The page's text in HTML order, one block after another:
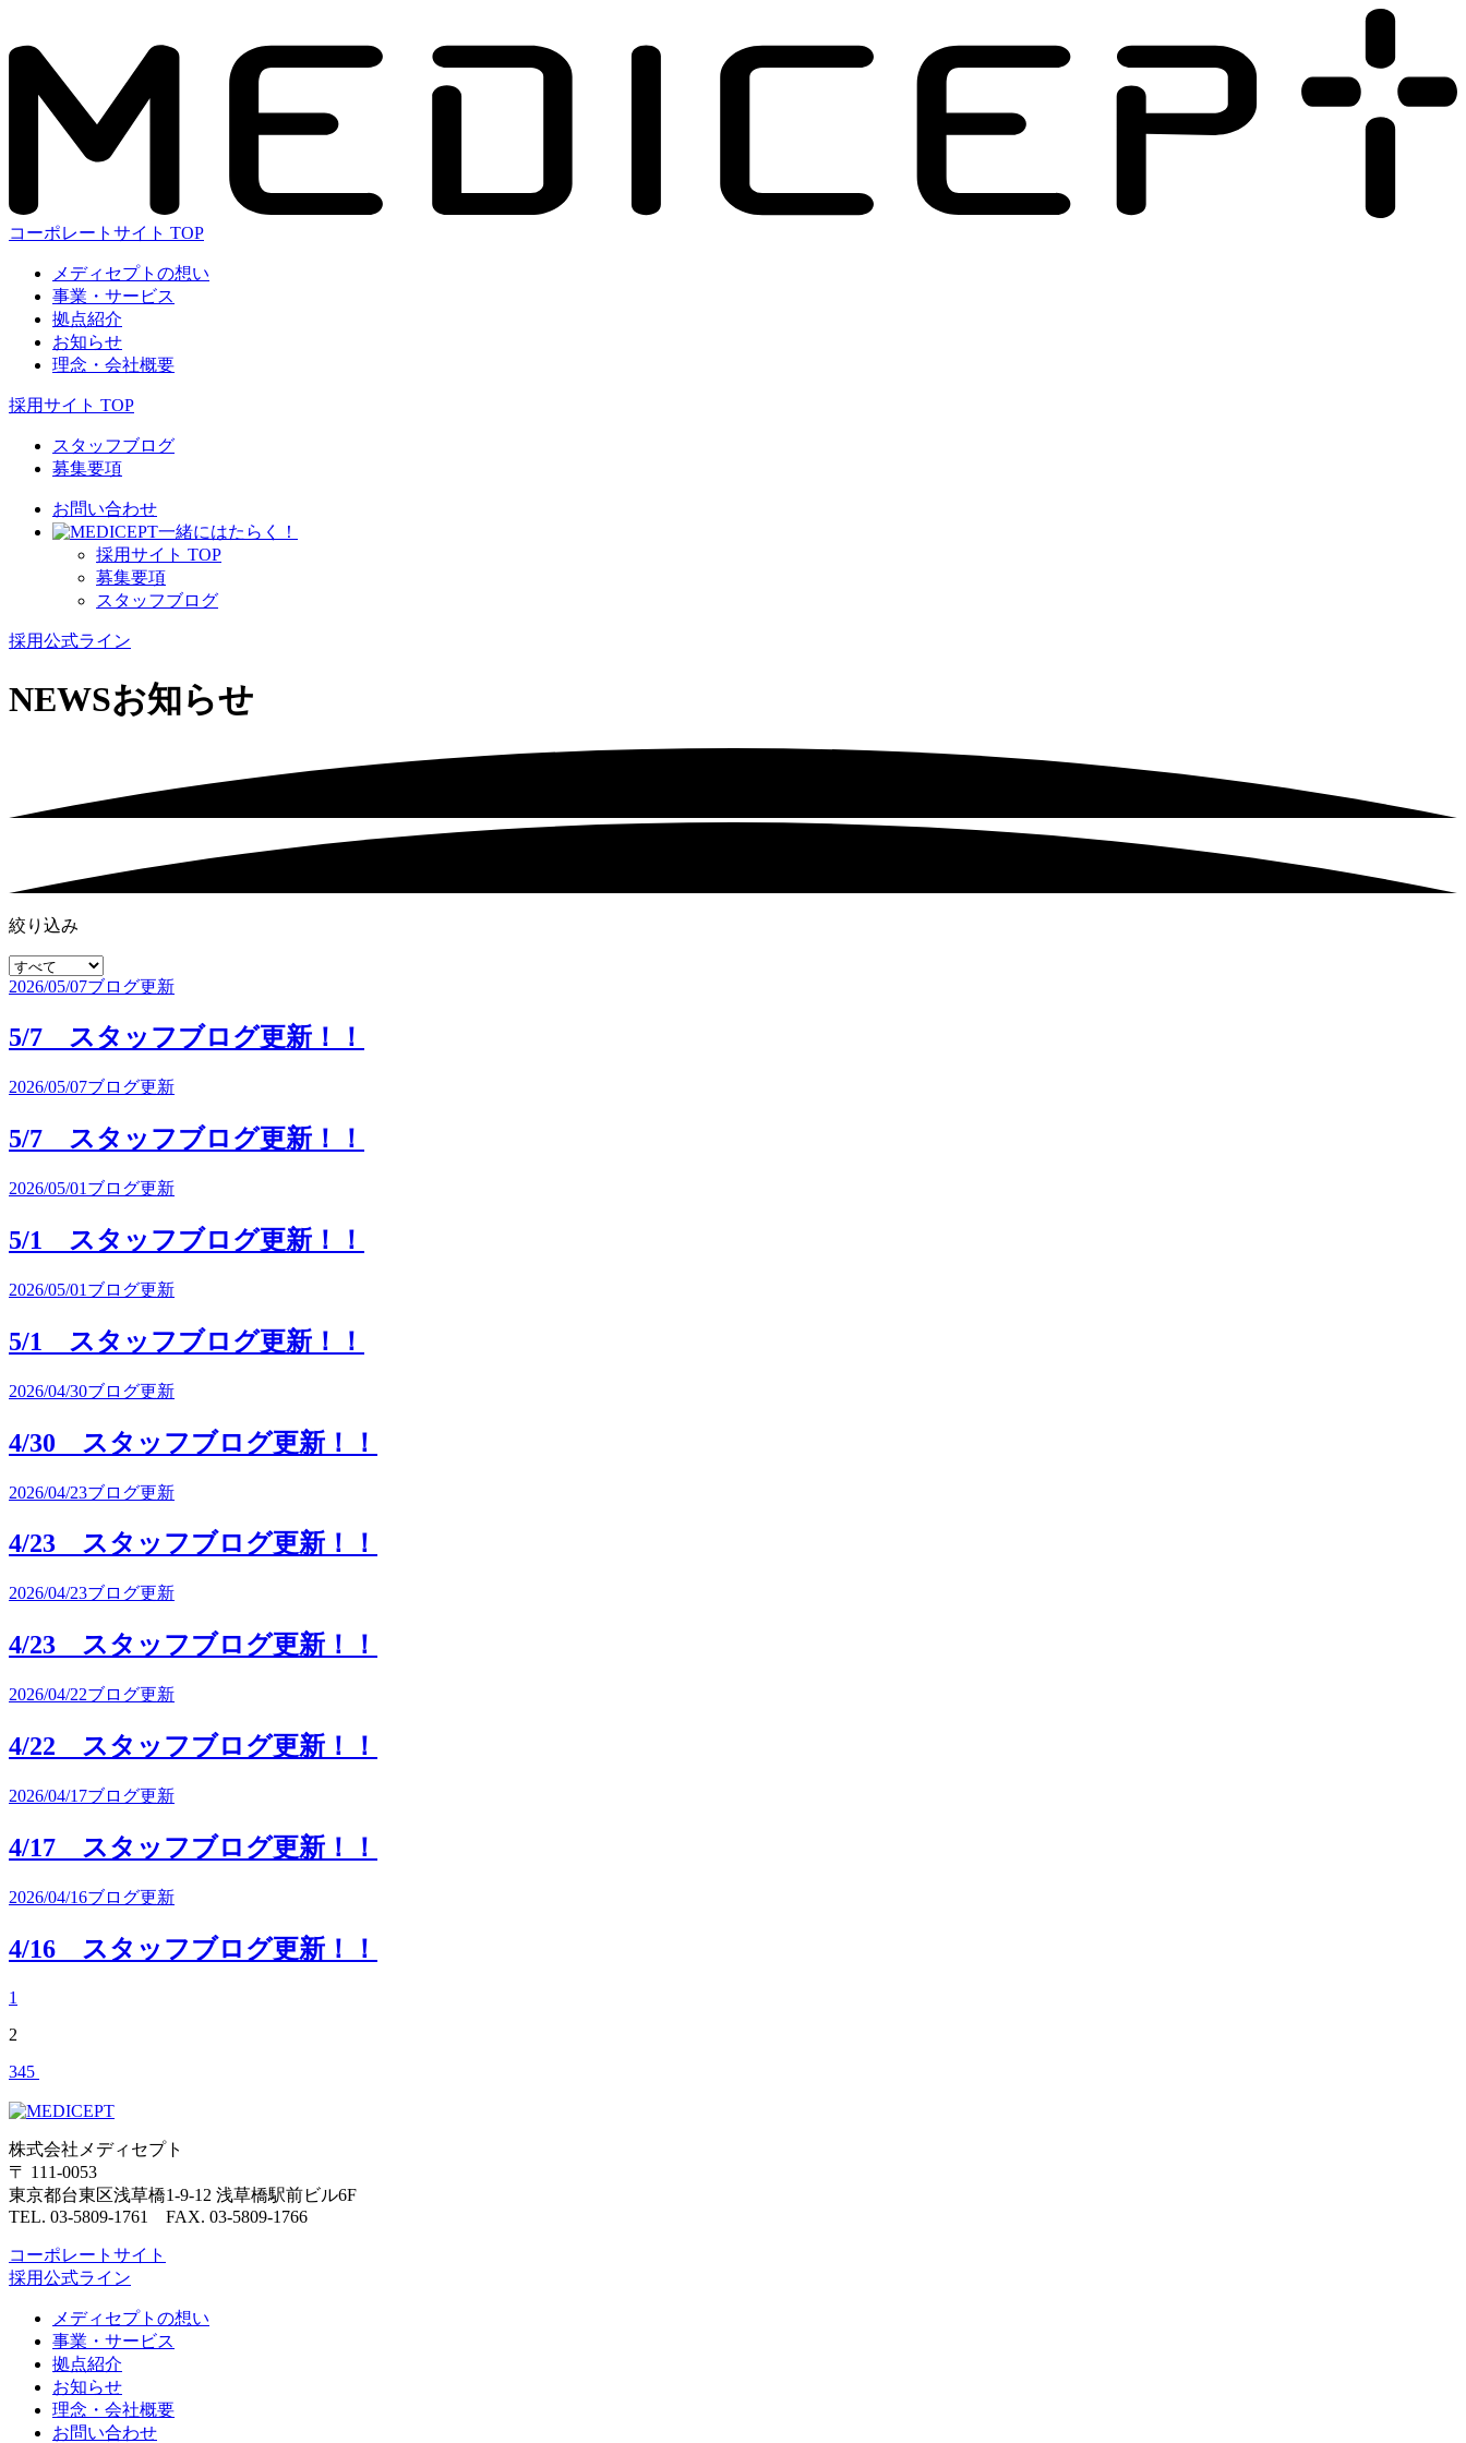
コーポレートサイト TOP
メディセプトの想い
事業・サービス
拠点紹介
お知らせ
理念・会社概要
採用サイト TOP
スタッフブログ
募集要項
お問い合わせ
⼀緒にはたらく！
採⽤サイト TOP
募集要項
スタッフブログ
採用公式ライン
NEWSお知らせ
絞り込み
2026/05/07ブログ更新
5/7 スタッフブログ更新！！
2026/05/07ブログ更新
5/7 スタッフブログ更新！！
2026/05/01 ブログ更新
5/1 スタッフブログ更新！！
2026/05/01 ブログ更新
5/1 スタッフブログ更新！！
2026/04/30ブログ更新
4/30 スタッフブログ更新！！
2026/04/23ブログ更新
4/23 スタッフブログ更新！！
2026/04/23ブログ更新
4/23 スタッフブログ更新！！
2026/04/22ブログ更新
4/22 スタッフブログ更新！！
2026/04/17ブログ更新
4/17 スタッフブログ更新！！
2026/04/16ブログ更新
4/16 スタッフブログ更新！！
1
2
345
株式会社メディセプト
〒 111-0053
東京都台東区浅草橋1-9-12 浅草橋駅前ビル6F
TEL. 03-5809-1761 FAX. 03-5809-1766
コーポレートサイト
採用公式ライン
メディセプトの想い
事業・サービス
拠点紹介
お知らせ
理念・会社概要
お問い合わせ